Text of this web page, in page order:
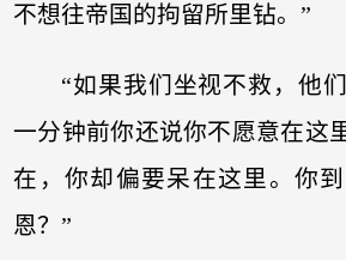
不想往帝国的拘留所里钻。”
“如果我们坐视不救，他
一分钟前你还说你不愿意在这
在，你却偏要呆在这里。你
恩？”